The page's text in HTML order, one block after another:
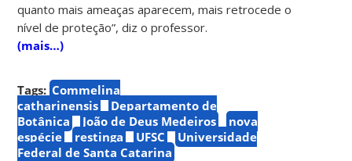
quanto mais ameaças aparecem, mais retrocede o
nível de proteção”, diz o professor.
(mais…)
Tags: Commelina
catharinensis
Departamento de
Botânica
João de Deus Medeiros
nova
espécie
restinga UFSC
Universidade
Federal de Santa Catarina